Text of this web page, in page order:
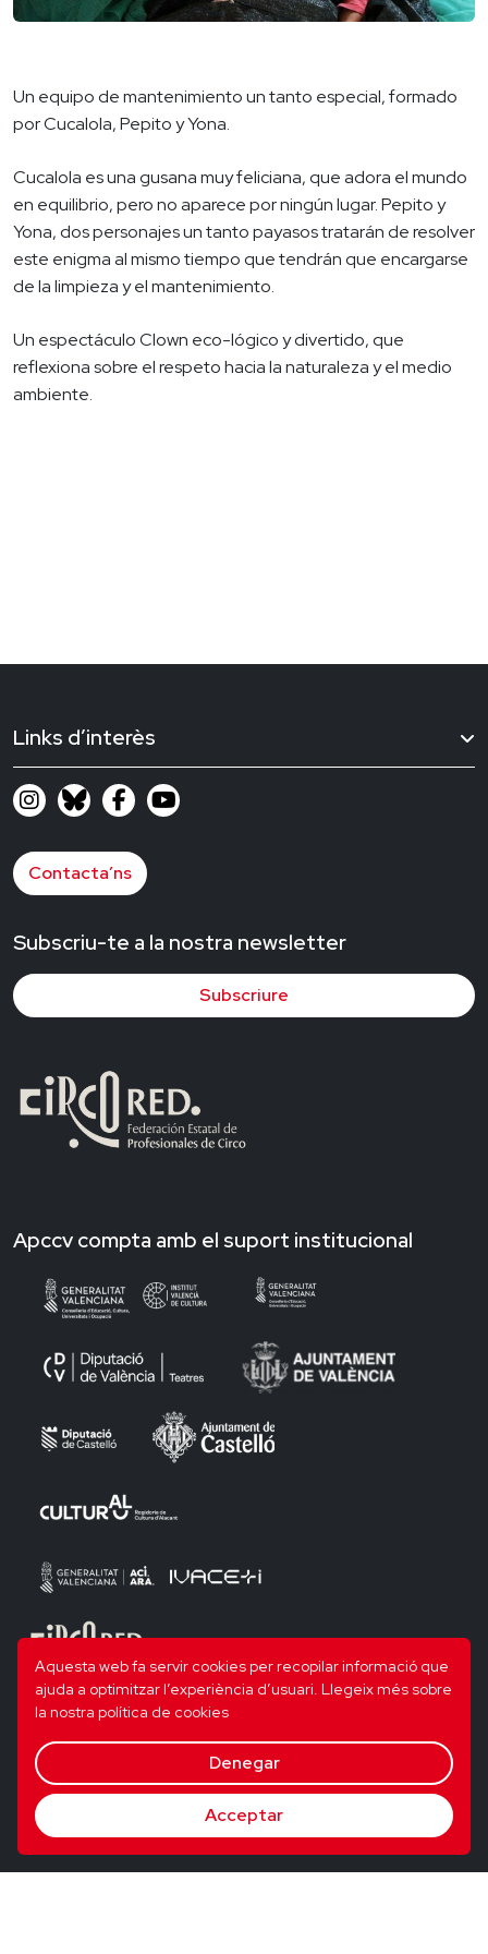
Aquesta web fa servir cookies per recopilar informació que
ajuda a optimitzar l’experiència d’usuari. Llegeix més sobre
la nostra política de cookies
Denegar
Acceptar
Un equipo de mantenimiento un tanto especial, formado
por Cucalola, Pepito y Yona.
Cucalola es una gusana muy feliciana, que adora el mundo
en equilibrio, pero no aparece por ningún lugar. Pepito y
Yona, dos personajes un tanto payasos tratarán de resolver
este enigma al mismo tiempo que tendrán que encargarse
de la limpieza y el mantenimiento.
Un espectáculo Clown eco-lógico y divertido, que
reflexiona sobre el respeto hacia la naturaleza y el medio
ambiente.
Links d’interès
Contacta’ns
Subscriu-te a la nostra newsletter
Subscriure
Apccv compta amb el suport institucional